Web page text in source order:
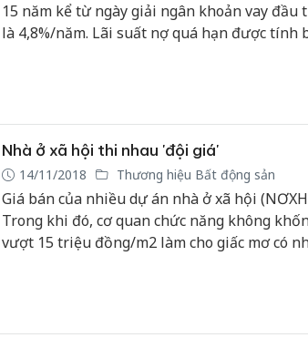
15 năm kể từ ngày giải ngân khoản vay đầu
là 4,8%/năm. Lãi suất nợ quá hạn được tính
Nhà ở xã hội thi nhau 'đội giá'
14/11/2018 Thương hiệu Bất động sản
Giá bán của nhiều dự án nhà ở xã hội
Trong khi đó, cơ quan chức năng không
vượt 15 triệu đồng/m2 làm cho giấc mơ có